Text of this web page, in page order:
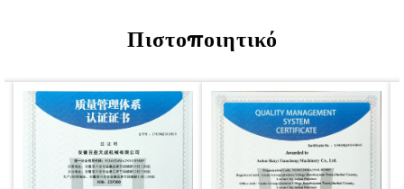
Πιστοποιητικό